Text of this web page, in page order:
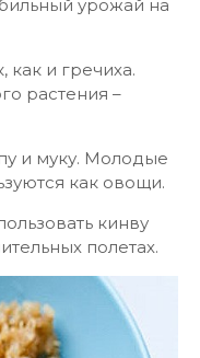
урожай на
как и гречиха.
растения –
и муку. Молодые
как овощи.
кинву
полетах.